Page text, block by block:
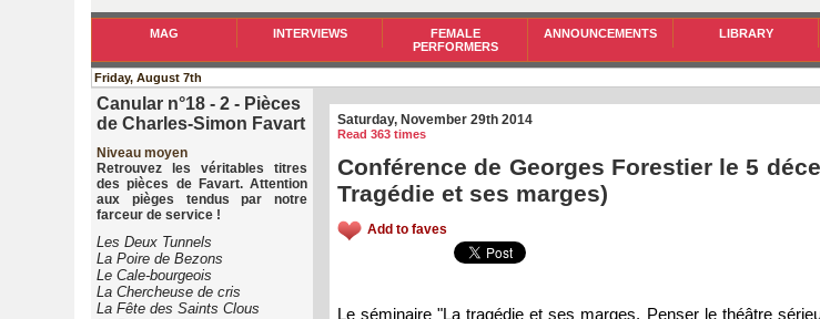
MAG INTERVIEWS
FEMALE
PERFORMERS
ANNOUNCEMENTS LIBRARY
Friday, August 7th
Canular n°18 - 2 - Pièces
de Charles-Simon Favart
Niveau moyen
Retrouvez les véritables titres
des pièces de Favart. Attention
aux pièges tendus par notre
farceur de service !
Les Deux Tunnels
La Poire de Bezons
Le Cale-bourgeois
La Chercheuse de cris
La Fête des Saints Clous
Saturday, November 29th 2014
Read 363 times
Conférence de Georges Forestier le 5
Tragédie et ses marges)
Add to faves
Le séminaire "La tragédie et ses marges. Penser le théâtre